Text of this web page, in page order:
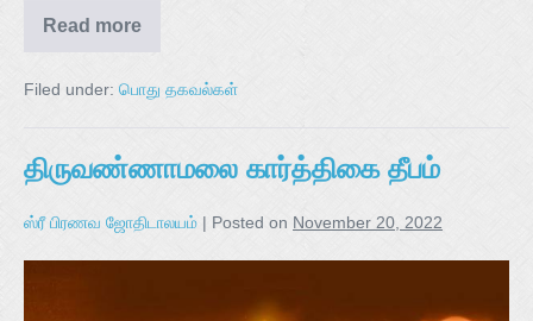
Read more
Filed under: பொது தகவல்கள்
திருவண்ணாமலை கார்த்திகை தீபம்
ஸ்ரீ பிரணவ ஜோதிடாலயம் | Posted on November 20, 2022